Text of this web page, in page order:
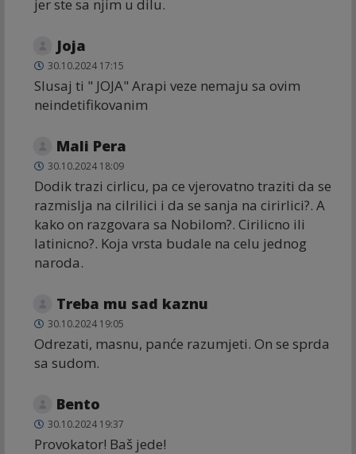
jer ste sa njim u dilu.
Joja
30.10.2024 17:15
Slusaj ti " JOJA" Arapi veze nemaju sa ovim
neindetifikovanim
Mali Pera
30.10.2024 18:09
Dodik trazi cirlicu, pa ce vjerovatno traziti da se
razmislja na cilrilici i da se sanja na cirirlici?. A
kako on razgovara sa Nobilom?. Cirilicno ili
latinicno?. Koja vrsta budale na celu jednog
naroda.
Treba mu sad kaznu
30.10.2024 19:05
Odrezati, masnu, panće razumjeti. On se sprda
sa sudom.
Bento
30.10.2024 19:37
Provokator! Baš jede!